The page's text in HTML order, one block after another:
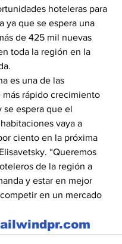
hoteleras para
ya que se espera una
de 425 mil nuevas
toda la región en la
es una de las
más rápido crecimiento
se espera que el
vaya a
ciento en la próxima
“Queremos
de la región a
y estar en mejor
en un mercado